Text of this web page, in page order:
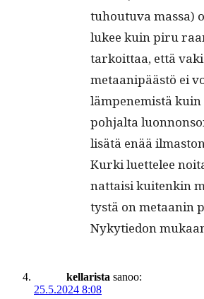
tuhoutu­va mas­sa)
lukee kuin piru
tarkoit­taa, että
metaa­nipäästö ei
läm­pen­e­mistä kuin
poh­jal­ta
lisätä enää
Kur­ki luet­telee
nat­taisi kuitenkin
tys­tä on metaanin
Nykytiedon
kellarista sanoo:
25.5.2024 8:08